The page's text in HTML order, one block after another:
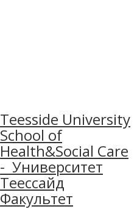
Teesside University
School of
Health&Social Care
- Университет
Теессайд
Факультет